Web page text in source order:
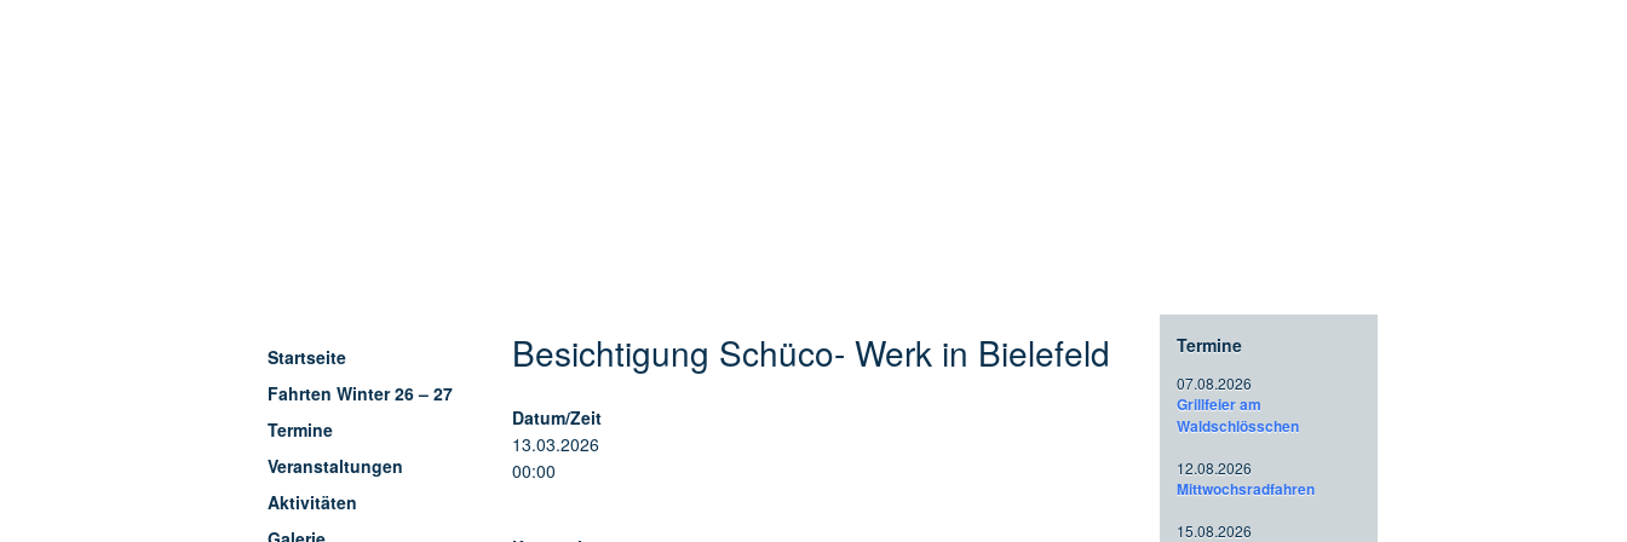
Startseite
Fahrten Winter 26 – 27
Termine
Veranstaltungen
Aktivitäten
Besichtigung Schüco- Werk in Bielefeld
Datum/Zeit
13.03.2026
00:00
Termine
07.08.2026
Grillfeier am
Waldschlösschen
12.08.2026
Mittwochsradfahren
15.08.2026